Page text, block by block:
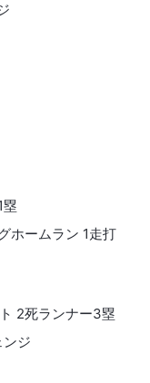
塁
ホームラン 1走打
2死ランナー3塁
ンジ